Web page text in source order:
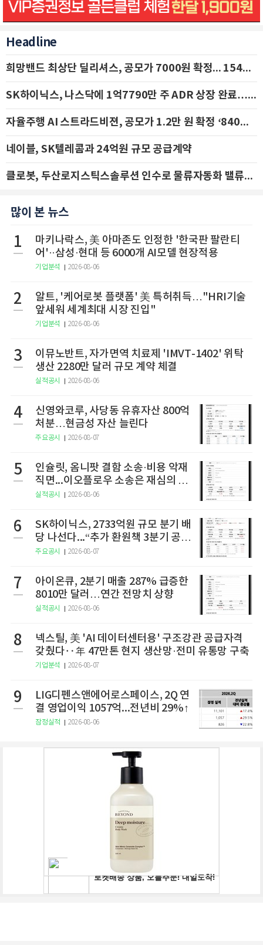
Headline
희망밴드 최상단 딜리셔스, 공모가 7000원 확정... 154억 규모 IPO 돌입
SK하이닉스, 나스닥에 1억7790만 주 ADR 상장 완료…29일 국내 추가 상장
자율주행 AI 스트라드비젼, 공모가 1.2만 원 확정 ‘840억 수혈’
네이블, SK텔레콤과 24억원 규모 공급계약
클로봇, 두산로지스틱스솔루션 인수로 물류자동화 밸류체인 확장 추진 - IBK투자증권
많이 본 뉴스
1
마키나락스, 美 아마존도 인정한 '한국판 팔란티
어'··삼성·현대 등 6000개 AI모델 현장적용
기업분석 2026-08-06
2
알트, '케어로봇 플랫폼' 美 특허취득…"HRI기술
앞세워 세계최대 시장 진입"
기업분석 2026-08-06
3
이뮤노반트, 자가면역 치료제 'IMVT-1402' 위탁
생산 2280만 달러 규모 계약 체결
실적공시 2026-08-06
4
신영와코루, 사당동 유휴자산 800억
처분…현금성 자산 늘린다
주요공시 2026-08-07
5
인슐릿, 옴니팟 결함 소송·비용 악재
직면...이오플로우 소송은 재심의 청
구
실적공시 2026-08-06
6
SK하이닉스, 2733억원 규모 분기 배
당 나선다...“추가 환원책 3분기 공
개”
주요공시 2026-08-07
7
아이온큐, 2분기 매출 287% 급증한
8010만 달러…연간 전망치 상향
실적공시 2026-08-06
8
넥스틸, 美 'AI 데이터센터용' 구조강관 공급자격
갖췄다‥年 47만톤 현지 생산망·전미 유통망 구축
기업분석 2026-08-07
9
LIG디펜스앤에어로스페이스, 2Q 연
결 영업이익 1057억...전년비 29%↑
잠정실적 2026-08-06